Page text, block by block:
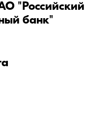
"Российский
банк"